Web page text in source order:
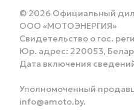
© 2026 Официальный
ООО «МОТОЭНЕРГИЯ»
Свидетельство о гос.
Юр. адрес: 220053,
Дата включения
Уполномоченный
info@amoto.by.